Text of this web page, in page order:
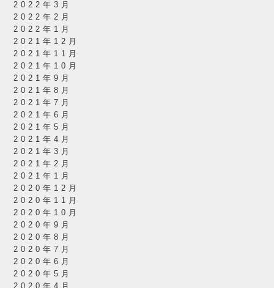
2022年3月
2022年2月
2022年1月
2021年12月
2021年11月
2021年10月
2021年9月
2021年8月
2021年7月
2021年6月
2021年5月
2021年4月
2021年3月
2021年2月
2021年1月
2020年12月
2020年11月
2020年10月
2020年9月
2020年8月
2020年7月
2020年6月
2020年5月
2020年4月